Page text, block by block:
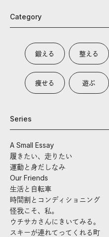
Category
鍛える 整える
痩せる 遊ぶ
Series
A Small Essay
履きたい、走りたい
運動と身だしなみ
Our Friends
生活と自転車
時間割とコンディショニング
怪我こそ、私。
ウチサカさんにきいてみる。
スキーが連れてってくれる町